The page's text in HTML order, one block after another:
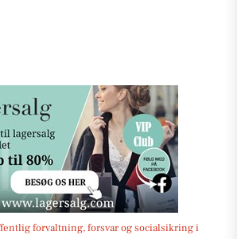
forvaltning, forsvar og socialsikring i
Krogsager Fritid